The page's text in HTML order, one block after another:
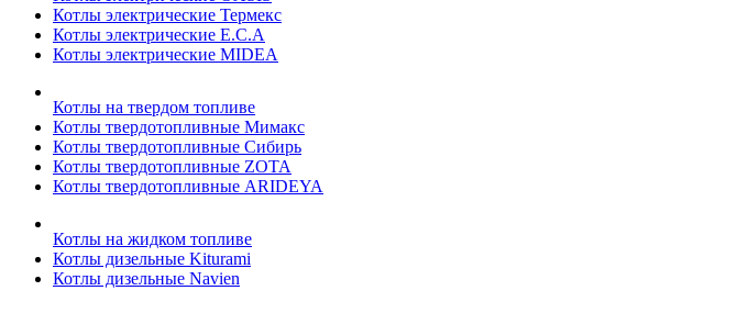
Котлы электрические Термекс
Котлы электрические E.C.A
Котлы электрические MIDEA
Котлы на твердом топливе
Котлы твердотопливные Мимакс
Котлы твердотопливные Сибирь
Котлы твердотопливные ZOTA
Котлы твердотопливные ARIDEYA
Котлы на жидком топливе
Котлы дизельные Kiturami
Котлы дизельные Navien